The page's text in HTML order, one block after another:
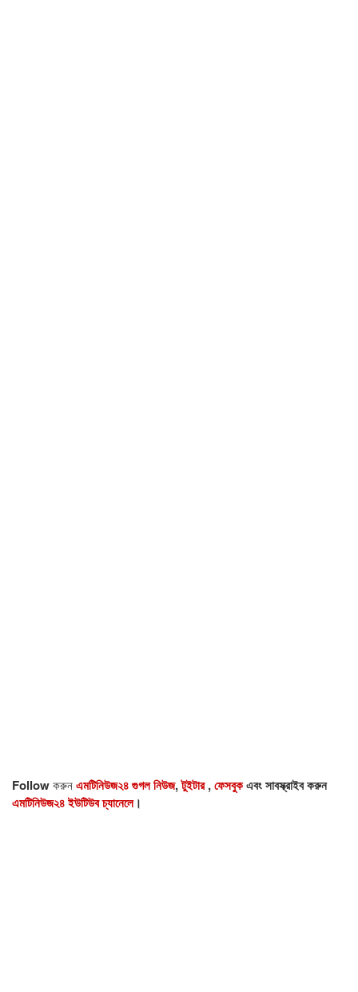
Followকরুনএমটিনিউজ২৪ গুগল নিউজ,টুইটার,ফেসবুকএবং সাবস্ক্রাইব করুন
এমটিনিউজ২৪ ইউটিউব চ্যানেলে।